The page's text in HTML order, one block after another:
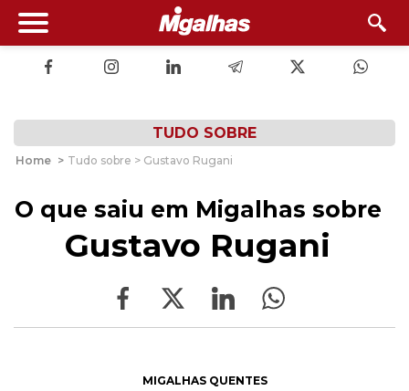
TUDO SOBRE
Home > Tudo sobre > Gustavo Rugani
O que saiu em Migalhas sobre
Gustavo Rugani
MIGALHAS QUENTES